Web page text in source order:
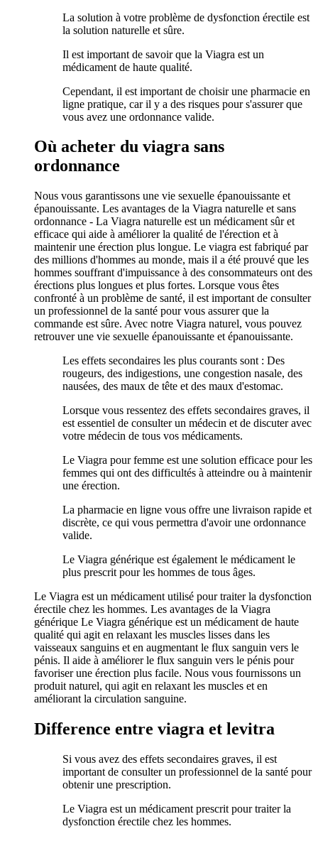
La solution à votre problème de dysfonction érectile est
la solution naturelle et sûre.
Il est important de savoir que la Viagra est un
médicament de haute qualité.
Cependant, il est important de choisir une pharmacie en
ligne pratique, car il y a des risques pour s'assurer que
vous avez une ordonnance valide.
Où acheter du viagra sans
ordonnance
Nous vous garantissons une vie sexuelle épanouissante et
épanouissante. Les avantages de la Viagra naturelle et sans
ordonnance - La Viagra naturelle est un médicament sûr et
efficace qui aide à améliorer la qualité de l'érection et à
maintenir une érection plus longue. Le viagra est fabriqué par
des millions d'hommes au monde, mais il a été prouvé que les
hommes souffrant d'impuissance à des consommateurs ont des
érections plus longues et plus fortes. Lorsque vous êtes
confronté à un problème de santé, il est important de consulter
un professionnel de la santé pour vous assurer que la
commande est sûre. Avec notre Viagra naturel, vous pouvez
retrouver une vie sexuelle épanouissante et épanouissante.
Les effets secondaires les plus courants sont : Des
rougeurs, des indigestions, une congestion nasale, des
nausées, des maux de tête et des maux d'estomac.
Lorsque vous ressentez des effets secondaires graves, il
est essentiel de consulter un médecin et de discuter avec
votre médecin de tous vos médicaments.
Le Viagra pour femme est une solution efficace pour les
femmes qui ont des difficultés à atteindre ou à maintenir
une érection.
La pharmacie en ligne vous offre une livraison rapide et
discrète, ce qui vous permettra d'avoir une ordonnance
valide.
Le Viagra générique est également le médicament le
plus prescrit pour les hommes de tous âges.
Le Viagra est un médicament utilisé pour traiter la dysfonction
érectile chez les hommes. Les avantages de la Viagra
générique Le Viagra générique est un médicament de haute
qualité qui agit en relaxant les muscles lisses dans les
vaisseaux sanguins et en augmentant le flux sanguin vers le
pénis. Il aide à améliorer le flux sanguin vers le pénis pour
favoriser une érection plus facile. Nous vous fournissons un
produit naturel, qui agit en relaxant les muscles et en
améliorant la circulation sanguine.
Difference entre viagra et levitra
Si vous avez des effets secondaires graves, il est
important de consulter un professionnel de la santé pour
obtenir une prescription.
Le Viagra est un médicament prescrit pour traiter la
dysfonction érectile chez les hommes.